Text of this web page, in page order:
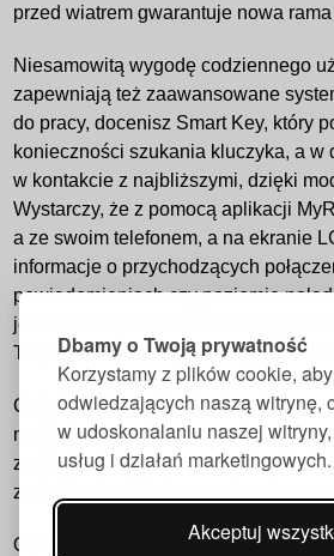
Dbamy o Twoją prywatność
Korzystamy z plików cookie,
odwiedzających naszą witrynę,
w udoskonalaniu naszej
usług i działań marketingowych.
Akceptuj
przed wiatrem gwarantuje nowa
Niesamowitą wygodę codziennego
zapewniają też zaawansowane
do pracy, docenisz Smart Key, który
konieczności szukania kluczyka, a w
w kontakcie z najbliższymi, dzięki
Wystarczy, że z pomocą aplikacji
a ze swoim telefonem, a na ekranie
informacje o przychodzących
powiadomieniach czy poziomie
jeśli zaparkujesz skuter na dużym i
To proste - system pomoże go
Codzienną organizację ułatwią też
na drobne przedmioty oraz łatwo
zasilania. W przestrzeni pod
zmieścisz kask lub potrzebne do
Oprócz wygody na drodze ważne jest